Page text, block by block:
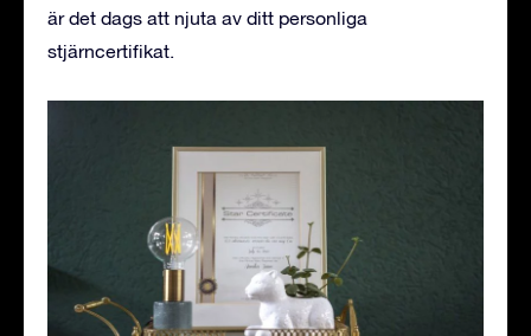
är det dags att njuta av ditt personliga
stjärncertifikat.